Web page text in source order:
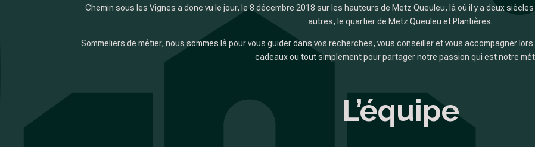
Chemin sous les Vignes a donc vu le jour, le 8 décembre 2018 sur les hauteurs de Metz Queuleu, là où il y a deux
autres, le quartier de Metz Queuleu et Plantières.
Sommeliers de métier, nous sommes là pour vous guider dans vos recherches, vous conseiller et vous accompagner
cadeaux ou tout simplement pour partager notre passion qui est notre
L’équipe